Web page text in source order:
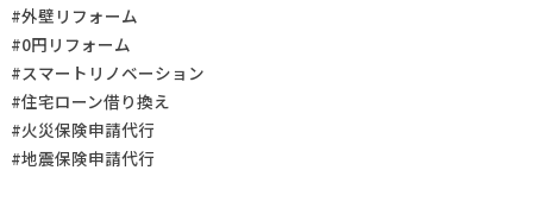
#外壁リフォーム
#0円リフォーム
#スマートリノベーション
#住宅ローン借り換え
#火災保険申請代行
#地震保険申請代行